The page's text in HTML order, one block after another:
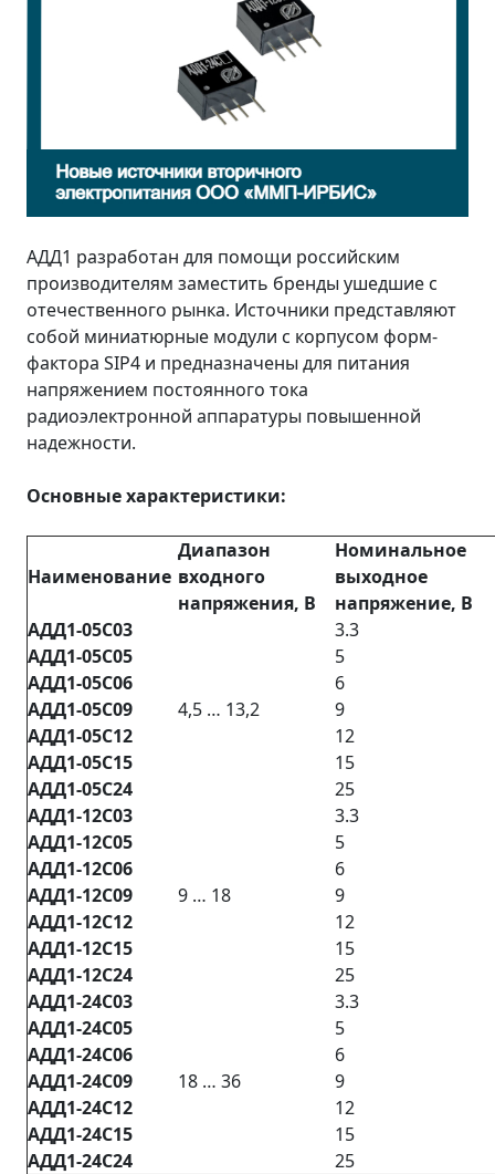
АДД1 разработан для помощи российским
производителям заместить бренды ушедшие с
отечественного рынка. Источники представляют
собой миниатюрные модули с корпусом форм-
фактора SIP4 и предназначены для питания
напряжением постоянного тока
радиоэлектронной аппаратуры повышенной
надежности.
Основные характеристики:
Наименование
Диапазон
входного
напряжения, В
Номинальное
выходное
напряжение, В
АДД1-05С03
4,5 … 13,2
3.3
АДД1-05С05
5
АДД1-05С06
6
АДД1-05С09
9
АДД1-05С12
12
АДД1-05С15
15
АДД1-05С24
25
АДД1-12С03
9 … 18
3.3
АДД1-12С05
5
АДД1-12С06
6
АДД1-12С09
9
АДД1-12С12
12
АДД1-12С15
15
АДД1-12С24
25
АДД1-24С03
18 … 36
3.3
АДД1-24С05
5
АДД1-24С06
6
АДД1-24С09
9
АДД1-24С12
12
АДД1-24С15
15
АДД1-24С24
25